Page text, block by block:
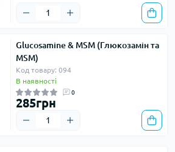
Glucosamine & MSM (Глюкозамін та
MSM)
Код товару: 094
В наявності
0
285грн